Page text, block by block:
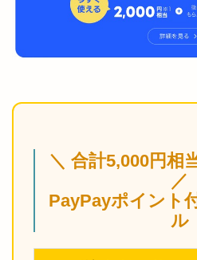
＼ 合計5,000円相
／
PayPayポイント
ル